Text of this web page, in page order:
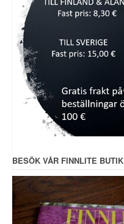
BESÖK VÅR FINNLITE BUTIK